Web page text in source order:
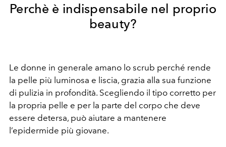
Perchè è indispensabile nel proprio
beauty?
Le donne in generale amano lo scrub perché rende
la pelle più luminosa e liscia, grazia alla sua funzione
di pulizia in profondità. Scegliendo il tipo corretto per
la propria pelle e per la parte del corpo che deve
essere detersa, può aiutare a mantenere
l’epidermide più giovane.